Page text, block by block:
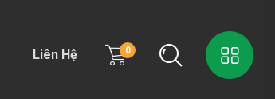
Liên Hệ 0